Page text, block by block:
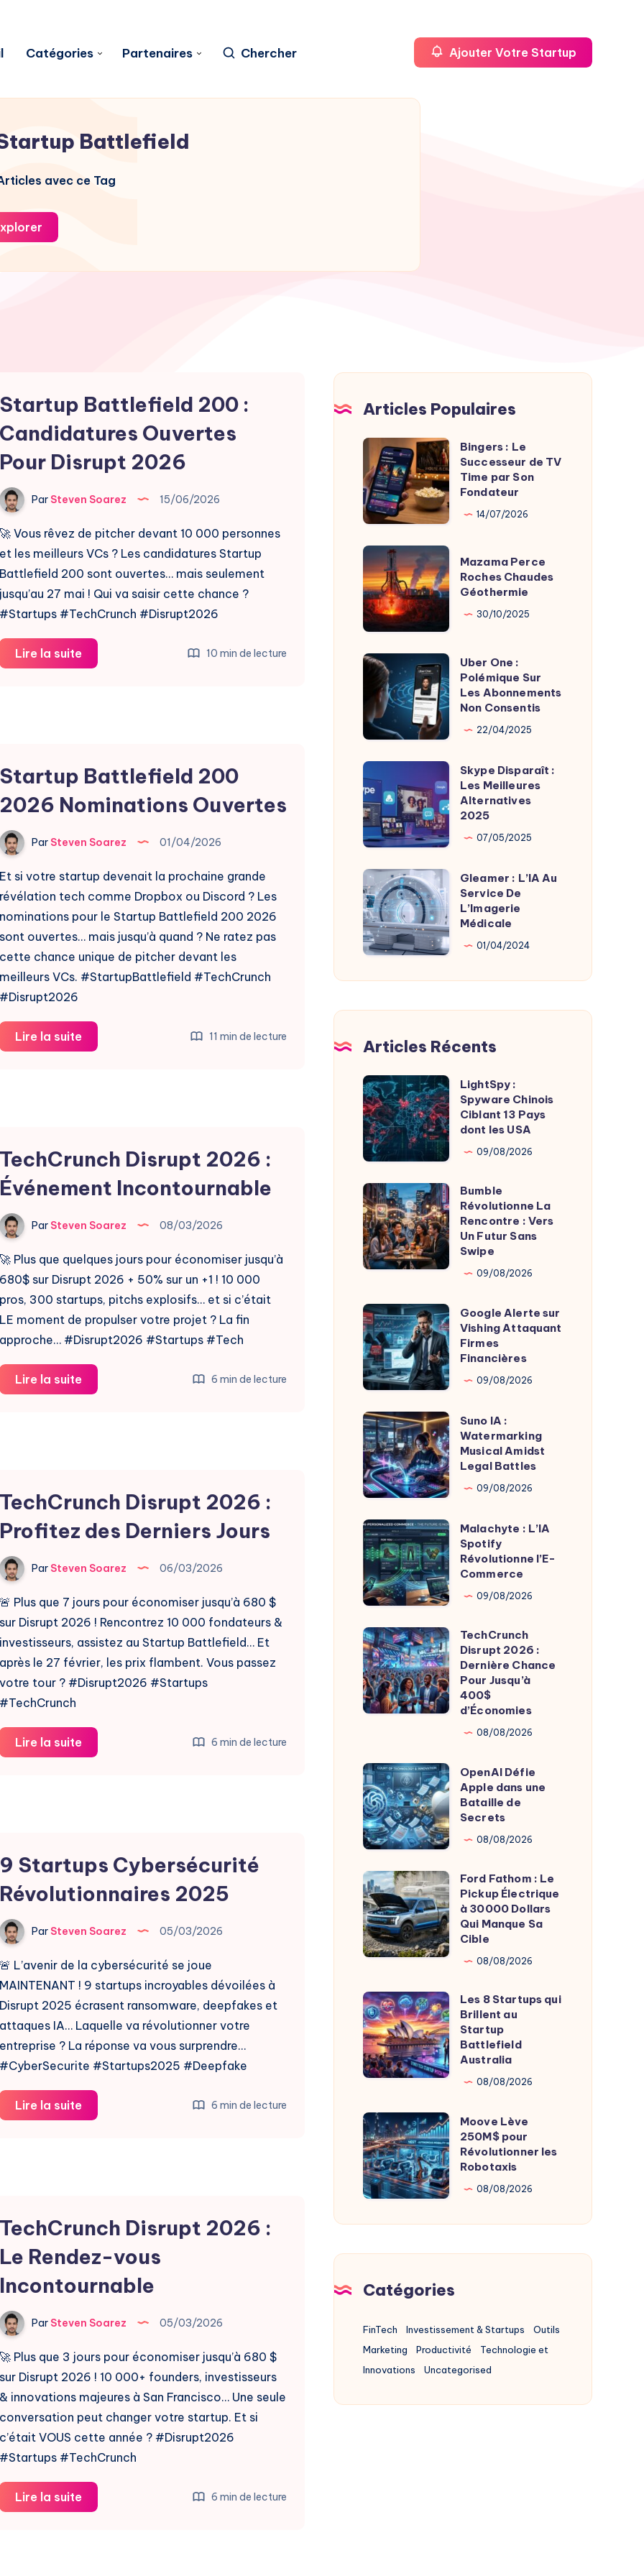
Catégories Partenaires Chercher Ajouter Votre Startup
Battlefield
avec ce Tag
Startup Battlefield 200 :
Candidatures Ouvertes
Pour Disrupt 2026
Par Steven Soarez 15/06/2026
🚀 Vous rêvez de pitcher devant 10 000 personnes
et les meilleurs VCs ? Les candidatures Startup
Battlefield 200 sont ouvertes… mais seulement
jusqu’au 27 mai ! Qui va saisir cette chance ?
#Startups #TechCrunch #Disrupt2026
Lire la suiteStartup
Battlefield
Pour
Disrupt
2026
10 min de lecture
Startup Battlefield 200
2026 Nominations Ouvertes
Par Steven Soarez 01/04/2026
Et si votre startup devenait la prochaine grande
révélation tech comme Dropbox ou Discord ? Les
nominations pour le Startup Battlefield 200 2026
sont ouvertes… mais jusqu’à quand ? Ne ratez pas
cette chance unique de pitcher devant les
meilleurs VCs. #StartupBattlefield #TechCrunch
#Disrupt2026
Lire la suiteStartup
Battlefield
11 min de lecture
TechCrunch Disrupt 2026 :
Événement Incontournable
Par Steven Soarez 08/03/2026
🚀 Plus que quelques jours pour économiser jusqu’à
680$ sur Disrupt 2026 + 50% sur un +1 ! 10 000
pros, 300 startups, pitchs explosifs… et si c’était
LE moment de propulser votre projet ? La fin
approche… #Disrupt2026 #Startups #Tech
Lire la suiteTechCrunch
Disrupt
6 min de lecture
TechCrunch Disrupt 2026 :
Profitez des Derniers Jours
Par Steven Soarez 06/03/2026
🚨 Plus que 7 jours pour économiser jusqu’à 680 $
sur Disrupt 2026 ! Rencontrez 10 000 fondateurs &
investisseurs, assistez au Startup Battlefield… Et
après le 27 février, les prix flambent. Vous passez
votre tour ? #Disrupt2026 #Startups
#TechCrunch
Lire la suiteTechCrunch
Disrupt
Derniers
6 min de lecture
9 Startups Cybersécurité
Révolutionnaires 2025
Par Steven Soarez 05/03/2026
🚨 L’avenir de la cybersécurité se joue
MAINTENANT ! 9 startups incroyables dévoilées à
Disrupt 2025 écrasent ransomware, deepfakes et
attaques IA… Laquelle va révolutionner votre
entreprise ? La réponse va vous surprendre…
#CyberSecurite #Startups2025 #Deepfake
Lire la suite9
Startups
6 min de lecture
TechCrunch Disrupt 2026 :
Le Rendez-vous
Incontournable
Par Steven Soarez 05/03/2026
🚀 Plus que 3 jours pour économiser jusqu’à 680 $
sur Disrupt 2026 ! 10 000+ founders, investisseurs
& innovations majeures à San Francisco… Une seule
conversation peut changer votre startup. Et si
c’était VOUS cette année ? #Disrupt2026
#Startups #TechCrunch
Lire la suiteTechCrunch
Disrupt
6 min de lecture
Articles Populaires
Bingers
Le
Successeur
de
TV
Time
par
Son
Fondateur
Bingers : Le
Successeur de TV
Time par Son
Fondateur
14/07/2026
Mazama
Perce
Roches
Chaudes
Géothermie
Mazama Perce
Roches Chaudes
Géothermie
30/10/2025
Uber
One
Polémique
Sur
Les
Abonnements
Non
Consentis
Uber One :
Polémique Sur
Les Abonnements
Non Consentis
22/04/2025
Skype
Disparaît
:
Les
Meilleures
Alternatives
2025
Skype Disparaît :
Les Meilleures
Alternatives
2025
07/05/2025
Gleamer
:
L’IA
Au
Service
De
Gleamer : L’IA Au
Service De
L’Imagerie
Médicale
01/04/2024
Articles Récents
LightSpy
:
Spyware
Chinois
Ciblant
13
Pays
dont
les
USA
LightSpy :
Spyware Chinois
Ciblant 13 Pays
dont les USA
09/08/2026
Bumble
Révolutionne
La
Rencontre
Un
Futur
Sans
Swipe
Bumble
Révolutionne La
Rencontre : Vers
Un Futur Sans
Swipe
09/08/2026
Google
Alerte
sur
Vishing
Attaquant
Firmes
Financières
Google Alerte sur
Vishing Attaquant
Firmes
Financières
09/08/2026
Suno
IA
:
Watermarking
Musical
Amidst
Legal
Battles
Suno IA :
Watermarking
Musical Amidst
Legal Battles
09/08/2026
Malachyte
:
L’IA
Spotify
Révolutionne
l’E-
Commerce
Malachyte : L’IA
Spotify
Révolutionne l’E-
Commerce
09/08/2026
TechCrunch
Disrupt
2026
:
Dernière
Jusqu’à
400$
d’Économies
TechCrunch
Disrupt 2026 :
Dernière Chance
Pour Jusqu’à
400$
d’Économies
08/08/2026
OpenAI
Défie
Apple
dans
une
Bataille
de
Secrets
OpenAI Défie
Apple dans une
Bataille de
Secrets
08/08/2026
Ford
Fathom
:
Le
Pickup
à
30000
Dollars
Qui
Manque
Cible
Ford Fathom : Le
Pickup Électrique
à 30000 Dollars
Qui Manque Sa
Cible
08/08/2026
Les
8
Startups
qui
Brillent
Startup
Battlefield
Australia
Les 8 Startups qui
Brillent au
Startup
Battlefield
Australia
08/08/2026
Moove
Lève
250M$
pour
Révolutionner
les
Moove Lève
250M$ pour
Révolutionner les
Robotaxis
08/08/2026
Catégories
FinTech Investissement & Startups
Outils
Marketing
Productivité
Technologie et
Innovations
Uncategorised